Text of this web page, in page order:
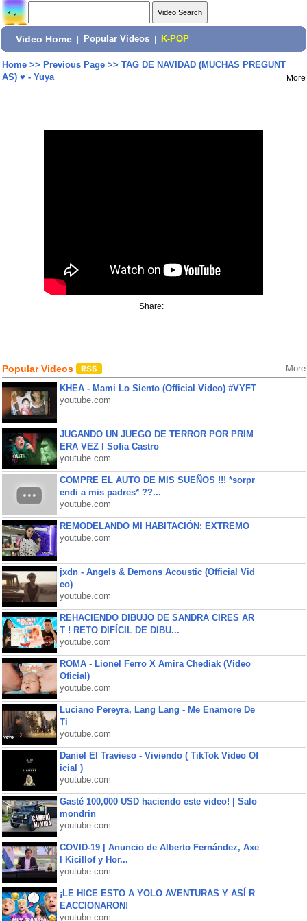
Video Home Popular Videos K-POP
Home>> Previous Page>> TAG DE NAVIDAD (MUCHAS PREGUNT
AS) ♥ - Yuya
More
Share:
Popular Videos More
KHEA - Mami Lo Siento (Official Video) #VYFT
youtube.com
JUGANDO UN JUEGO DE TERROR POR PRIM
ERA VEZ l Sofia Castro
youtube.com
COMPRE EL AUTO DE MIS SUEÑOS !!! *sorpr
endi a mis padres* ??...
youtube.com
REMODELANDO MI HABITACIÓN: EXTREMO
youtube.com
jxdn - Angels & Demons Acoustic (Official Vid
eo)
youtube.com
REHACIENDO DIBUJO DE SANDRA CIRES AR
T ! RETO DIFÍCIL DE DIBU...
youtube.com
ROMA - Lionel Ferro X Amira Chediak (Video
Oficial)
youtube.com
Luciano Pereyra, Lang Lang - Me Enamore De
Ti
youtube.com
Daniel El Travieso - Viviendo ( TikTok Video Of
icial )
youtube.com
Gasté 100,000 USD haciendo este video! | Salo
mondrin
youtube.com
COVID-19 | Anuncio de Alberto Fernández, Axe
l Kicillof y Hor...
youtube.com
¡LE HICE ESTO A YOLO AVENTURAS Y ASÍ R
EACCIONARON!
youtube.com